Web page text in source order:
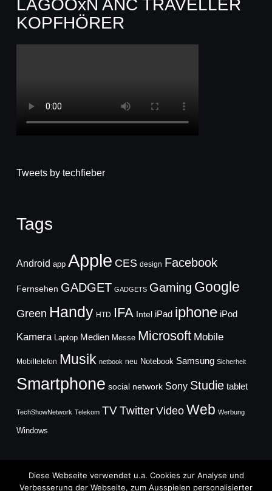
LAGOOxN ANC TRAVELLER
KOPFHÖRER
Tweets by techfieber
Tags
Android app Apple CES design Facebook
Fernsehen GADGET GADGETS Gaming Google
Green Handy HTD IFA Intel iPad iphone iPod
Kamera Laptop Medien Messe Microsoft Mobile
Mobiltelefon Musik netbook neu Notebook Samsung Sicherheit
Smartphone social network Sony Studie tablet
TechShowNetwork Telekom TVTwitter Video Web Werbung
Windows
Diese Webseite verwendet u.a. Cookies zur Analyse und
Verbesserung der Webseite, zum Ausspielen personalisierter